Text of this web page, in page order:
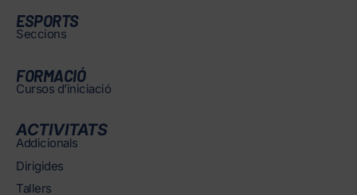
ESPORTS
Seccions
FORMACIÓ
Cursos d’iniciació
ACTIVITATS
Addicionals
Dirigides
Tallers